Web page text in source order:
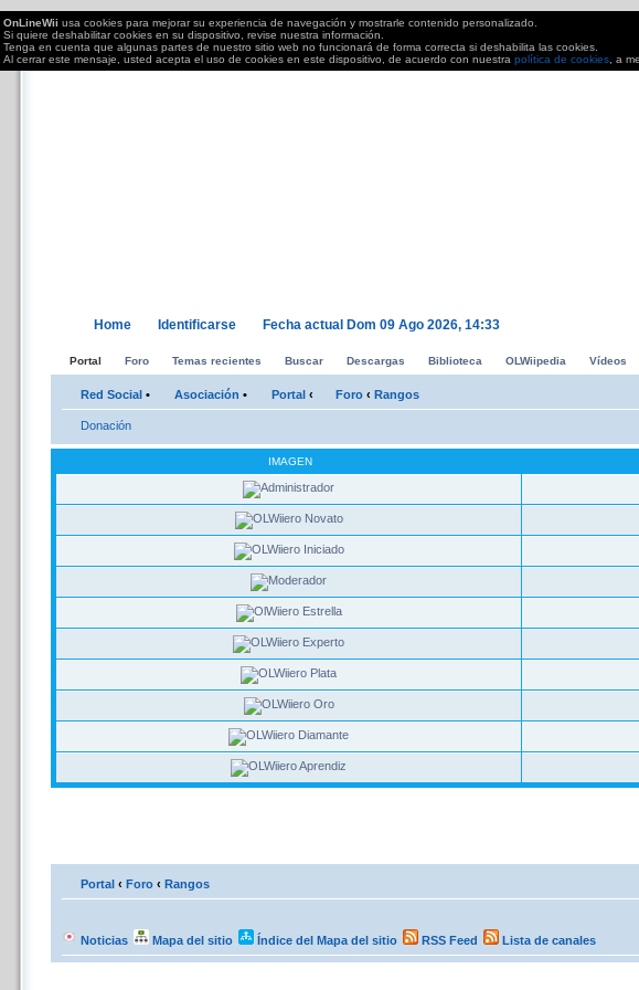
OnLineWii usa cookies para mejorar su experiencia de navegación y mostrarle contenido personalizado.
Si quiere deshabilitar cookies en su dispositivo, revise nuestra información.
Tenga en cuenta que algunas partes de nuestro sitio web no funcionará de forma correcta si deshabilita las cookies.
Al cerrar este mensaje, usted acepta el uso de cookies en este dispositivo, de acuerdo con nuestra política de cookies , a
OnLineWii.es
Home Identificarse Fecha actual Dom 09 Ago 2026, 14:33
Portal Foro Temas recientes Buscar Descargas Biblioteca OLWiipedia Vídeos
Red Social • Asociación • Portal ‹ Foro ‹ Rangos
Donación
IMAGEN
Portal ‹ Foro ‹ Rangos
Noticias
Mapa del sitio Índice del Mapa del sitio RSS Feed Lista de canales